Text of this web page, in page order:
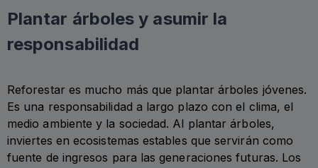
Plantar árboles y asumir la
responsabilidad
Reforestar es mucho más que plantar árboles jóvenes.
Es una responsabilidad a largo plazo con el clima, el
medio ambiente y la sociedad. Al plantar árboles,
inviertes en ecosistemas estables que servirán como
fuente de ingresos para las generaciones futuras. Los